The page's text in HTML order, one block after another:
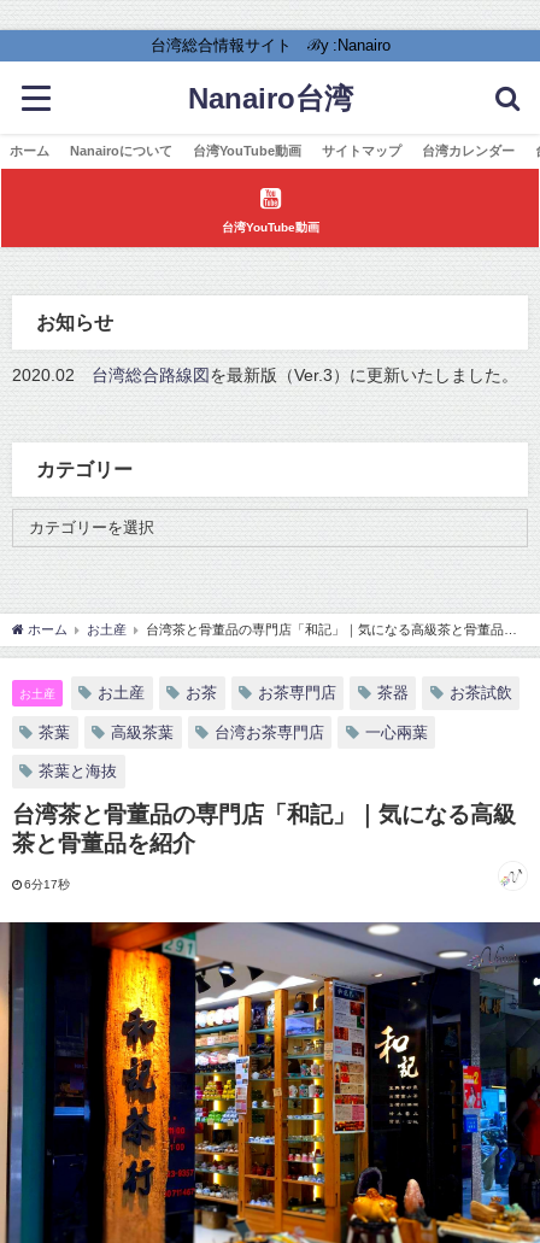
台湾総合情報サイト ℬy :Nanairo
Nanairo台湾
ホーム Nanairoについて 台湾YouTube動画 サイトマップ 台湾カレンダー
台湾YouTube動画
お知らせ
2020.02 台湾総合路線図 を最新版（Ver.3）に更新いたしました。
カテゴリー
ホーム お土産
台湾茶と骨董品の専門店「和記」｜気になる高級茶と骨董品を
紹介
お土産 お土産 お茶 お茶専門店 茶器 お茶試飲
茶葉 高級茶葉 台湾お茶専門店 一心兩葉
茶葉と海抜
台湾茶と骨董品の専門店「和記」｜気になる高級
茶と骨董品を紹介
6分17秒